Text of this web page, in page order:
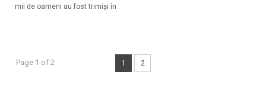
mii de oameni au fost trimiși în
Page 1 of 2 1 2